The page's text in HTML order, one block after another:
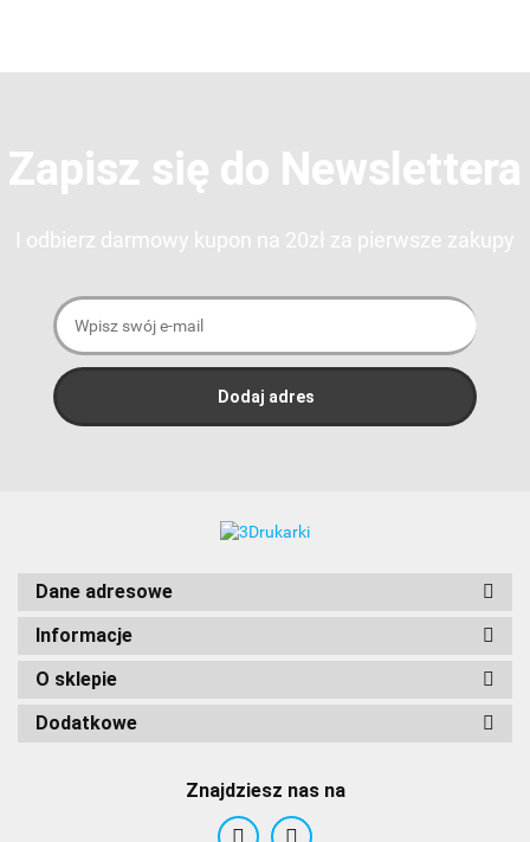
Zapisz się do Newslettera
I odbierz darmowy kupon na 20zł za pierwsze zakupy
Dane adresowe
Informacje
O sklepie
Dodatkowe
Znajdziesz nas na